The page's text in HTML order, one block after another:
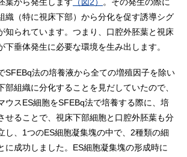
織（特に視床下部）から分化を促す誘導シグ
知られています。つまり、口腔外胚葉と視床
下垂体発生に必要な環境を生み出します。
SFEBq法の培養液から全ての増殖因子を除い
部組織に分化することを見だしていたので、
ウスES細胞をSFEBq法で培養する際に、培
せることで、視床下部細胞と口腔外胚葉も分
し、1つのES細胞凝集塊の中で、2種類の細
に成功しました。ES細胞凝集塊の形成時に